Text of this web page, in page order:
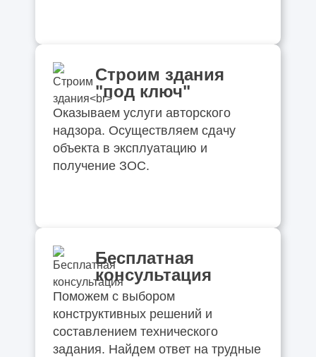
Строим здания
"под ключ"
Оказываем услуги авторского
надзора. Осуществляем сдачу
объекта в эксплуатацию и
получение ЗОС.
Бесплатная
консультация
Поможем с выбором
конструктивных решений и
составлением технического
задания. Найдем ответ на трудные